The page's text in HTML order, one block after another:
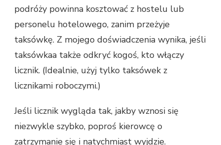
podróży powinna kosztować z hostelu lub
personelu hotelowego, zanim przeżyje
taksówkę. Z mojego doświadczenia wynika, jeśli
taksówkaa także odkryć kogoś, kto włączy
licznik. (Idealnie, użyj tylko taksówek z
licznikami roboczymi.)
Jeśli licznik wygląda tak, jakby wznosi się
niezwykle szybko, poproś kierowcę o
zatrzymanie się i natychmiast wyjdzie.